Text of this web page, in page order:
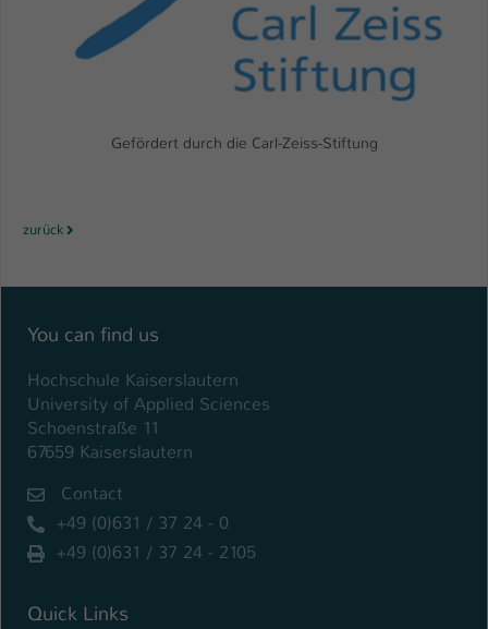
Gefördert durch die Carl-Zeiss-Stiftung
zurück
You can find us
Hochschule Kaiserslautern
University of Applied Sciences
Schoenstraße 11
67659 Kaiserslautern
Contact
+49 (0)631 / 37 24 - 0
+49 (0)631 / 37 24 - 2105
Quick Links
Anbieter
ein Besucher im Typo3-Backend